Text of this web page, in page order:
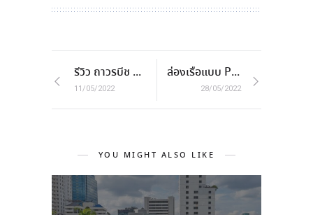
รีวิว ถาวรบีช | Thavorn Beach Village Resort & Spa
11/05/2022
ล่องเรือแบบ Private กับ Boat & Beyond Phuket
28/05/2022
YOU MIGHT ALSO LIKE